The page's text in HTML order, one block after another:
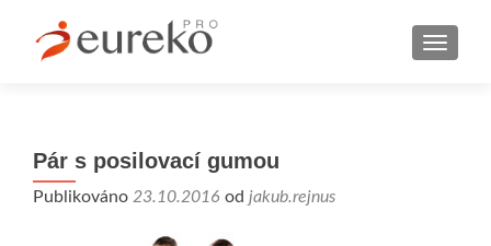
MENU
Pár s posilovací gumou
Publikováno 23.10.2016 od jakub.rejnus